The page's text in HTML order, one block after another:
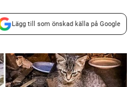
Lägg till som önskad källa på Google